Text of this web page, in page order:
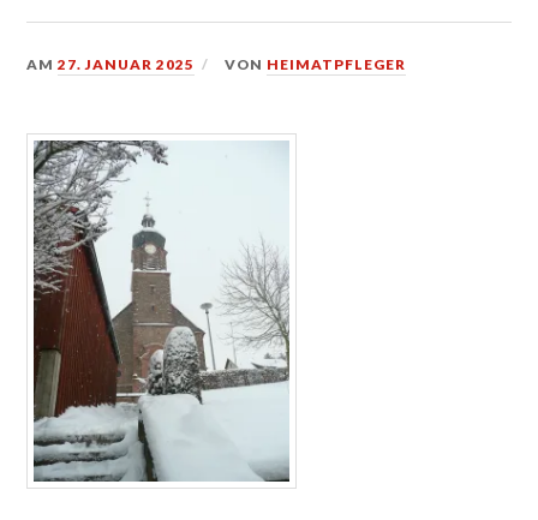
AM27. JANUAR 2025 VON HEIMATPFLEGER